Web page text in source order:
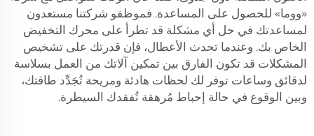
«ووما» للحصول على المساعدة. فموظفو شركتنا مستعدون
لمساعدتك في حل أي مشكلة قد تطرأ على محرك التخفيض
الخاص بك. وعندما تحدث الأعطال، فإن قدرتك على تشخيص
المشكلات قد تكون الفارق بين تمكين آلاتك من العمل بسلاسة
لدقائق وساعات توفر لك لحظات هادئة ومريحة تُجَدِّد طاقتك،
وبين الوقوع في حالة إحباط مُرهقة تُفقدك السيطرة.